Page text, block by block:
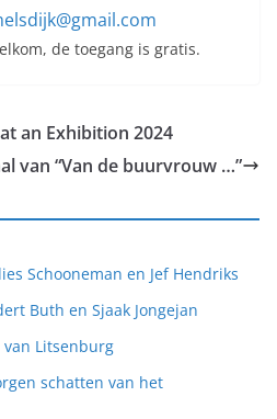
de toegang is gratis.
an Exhibition 2024
van “Van de buurvrouw …”
Schooneman en Jef Hendriks
Buth en Sjaak Jongejan
van Litsenburg
schatten van het